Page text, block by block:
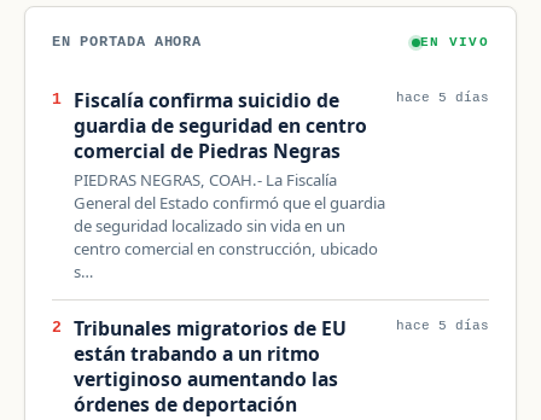
EN PORTADA AHORA EN VIVO
1
Fiscalía confirma suicidio de
guardia de seguridad en centro
comercial de Piedras Negras
PIEDRAS NEGRAS, COAH.- La Fiscalía
General del Estado confirmó que el guardia
de seguridad localizado sin vida en un
centro comercial en construcción, ubicado
s…
hace 5 días
2
Tribunales migratorios de EU
están trabando a un ritmo
vertiginoso aumentando las
órdenes de deportación
hace 5 días